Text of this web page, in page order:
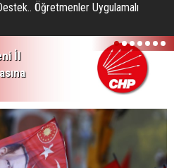
Öğretmenler Uygulamalı
İl
1 2 3 4 5 6 7